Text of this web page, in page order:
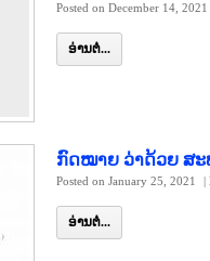
Posted on December 14, 2021
ອ່ານຕໍ່...
ກົດໝາຍ ວ່າ​ດ້ວຍ ສ
Posted on January 25, 2021 |
ອ່ານຕໍ່...